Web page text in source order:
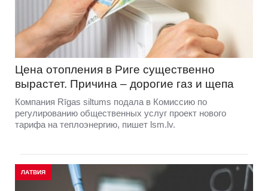
Цена отопления в Риге существенно
вырастет. Причина – дорогие газ и щепа
Компания Rīgas siltums подала в Комиссию по
регулированию общественных услуг проект нового
тарифа на теплоэнергию, пишет lsm.lv.
ЛАТВИЯ